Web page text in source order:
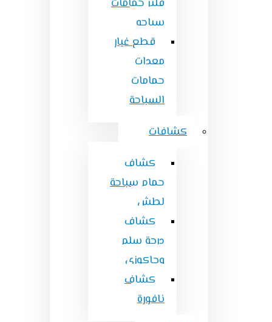
فلتر حمامات
سباحه
قطع غيار
معدات
حمامات
السباحة
كشافات
كشاف
حمام سباحة
لطش
كشاف
درجة سلم
وجاكوزى
كشاف
نافورة